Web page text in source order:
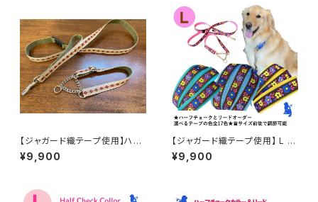
【ジャガード織テープ使用】ハー
フチョークカラーとリードのセッ
ト Lサイズ【金糸の入ったレトロ
せて作ります リードとハーフ
¥9,900
【ジャガード織テープ使用】 L レ
トリバーサイズのハーフチョーク
オーダー 【ブルーフラワー】横幅
日本製 オーダーメイド｜ラリー
¥9,900